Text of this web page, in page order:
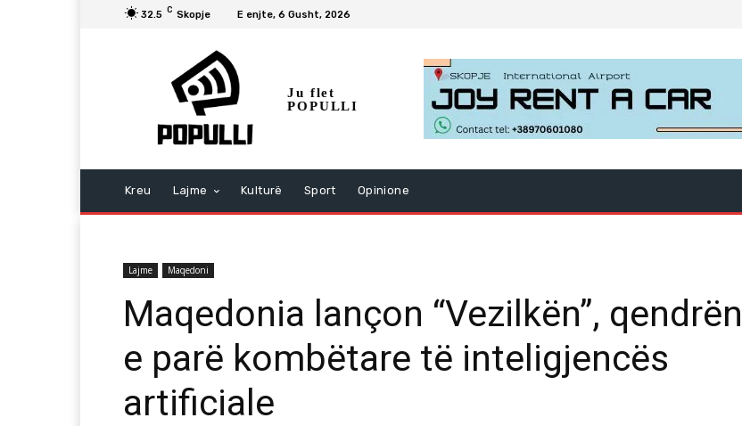
32.5 C Skopje E enjte, 6 Gusht, 2026
Ju flet
POPULLI
Kreu Lajme Kulturë Sport Opinione
Lajme Maqedoni
Maqedonia lançon “Vezilkën”, qendrën
e parë kombëtare të inteligjencës
artificiale